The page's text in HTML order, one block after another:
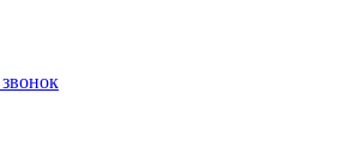
звонок